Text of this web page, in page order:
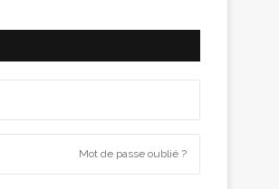
Mot de passe oublié ?